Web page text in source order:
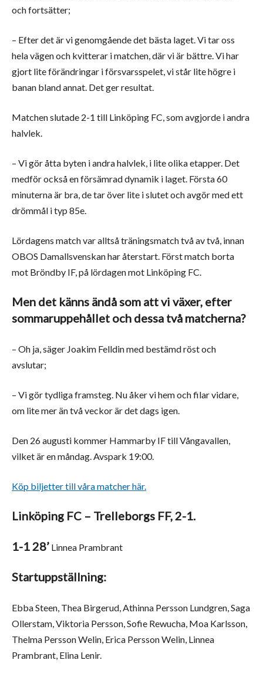
och fortsätter;
– Efter det är vi genomgående det bästa laget. Vi tar oss
hela vägen och kvitterar i matchen, där vi är bättre. Vi har
gjort lite förändringar i försvarsspelet, vi står lite högre i
banan bland annat. Det ger resultat.
Matchen slutade 2-1 till Linköping FC, som avgjorde i andra
halvlek.
– Vi gör åtta byten i andra halvlek, i lite olika etapper. Det
medför också en försämrad dynamik i laget. Första 60
minuterna är bra, de tar över lite i slutet och avgör med ett
drömmål i typ 85e.
Lördagens match var alltså träningsmatch två av två, innan
OBOS Damallsvenskan har återstart. Först match borta
mot Bröndby IF, på lördagen mot Linköping FC.
Men det känns ändå som att vi växer, efter
sommaruppehållet och dessa två matcherna?
– Oh ja, säger Joakim Felldin med bestämd röst och
avslutar;
– Vi gör tydliga framsteg. Nu åker vi hem och filar vidare,
om lite mer än två veckor är det dags igen.
Den 26 augusti kommer Hammarby IF till Vångavallen,
vilket är en måndag. Avspark 19:00.
Köp biljetter till våra matcher här.
Linköping FC – Trelleborgs FF, 2-1.
1-1 28’ Linnea Prambrant
Startuppställning:
Ebba Steen, Thea Birgerud, Athinna Persson Lundgren, Saga
Ollerstam, Viktoria Persson, Sofie Rewucha, Moa Karlsson,
Thelma Persson Welin, Erica Persson Welin, Linnea
Prambrant, Elina Lenir.